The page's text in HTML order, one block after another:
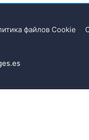
файлов Cookie